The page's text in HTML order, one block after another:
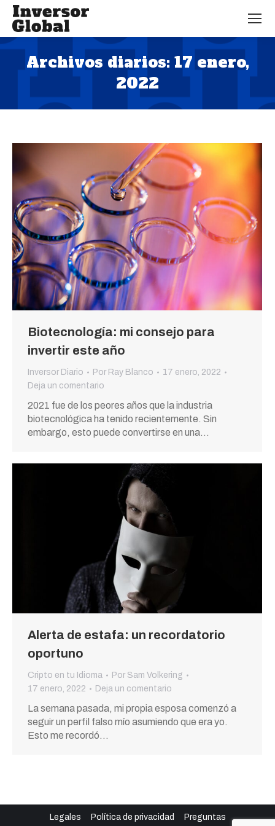
Archivos diarios: 17 enero,
2022
Estás aquí:
Biotecnología: mi consejo para
invertir este año
Inversor Diario Por Ray Blanco
17 enero, 2022
Deja un comentario
2021 fue de los peores años que la industria
biotecnológica ha tenido recientemente. Sin
embargo, esto puede convertirse en una…
Alerta de estafa: un recordatorio
oportuno
Cripto en tu Idioma Por Sam Volkering
17 enero, 2022
Deja un comentario
La semana pasada, mi propia esposa comenzó a
seguir un perfil falso mío asumiendo que era yo.
Esto me recordó…
Legales Política de privacidad
Preguntas